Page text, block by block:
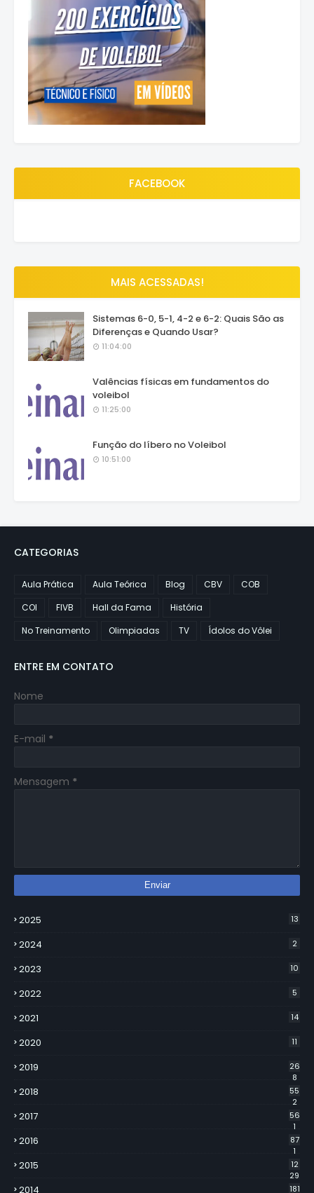
FACEBOOK
MAIS ACESSADAS!
Sistemas 6-0, 5-1, 4-2 e 6-2: Quais São as
Diferenças e Quando Usar?
11:04:00
Valências físicas em fundamentos do
voleibol
11:25:00
Função do líbero no Voleibol
10:51:00
CATEGORIAS
Aula Prática Aula Teórica Blog CBV
COB
COI
FIVB Hall da Fama
História
No Treinamento
Olimpiadas TV Ídolos do Vôlei
ENTRE EM CONTATO
Nome
E-mail *
Mensagem *
2025 13
2024 2
2023 10
2022 5
2021 14
2020 11
2019
26
8
2018
55
2
2017
56
1
2016
87
1
2015
12
29
2014 181